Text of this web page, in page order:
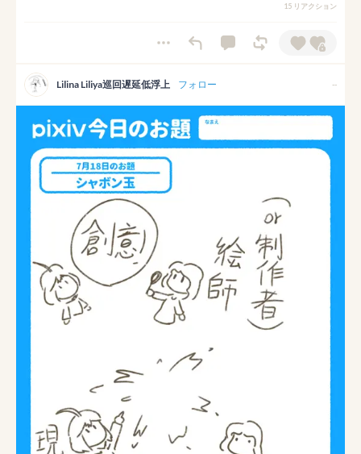
15 リアクション
Lilina Liliya巡回遅延低浮上 フォロー --